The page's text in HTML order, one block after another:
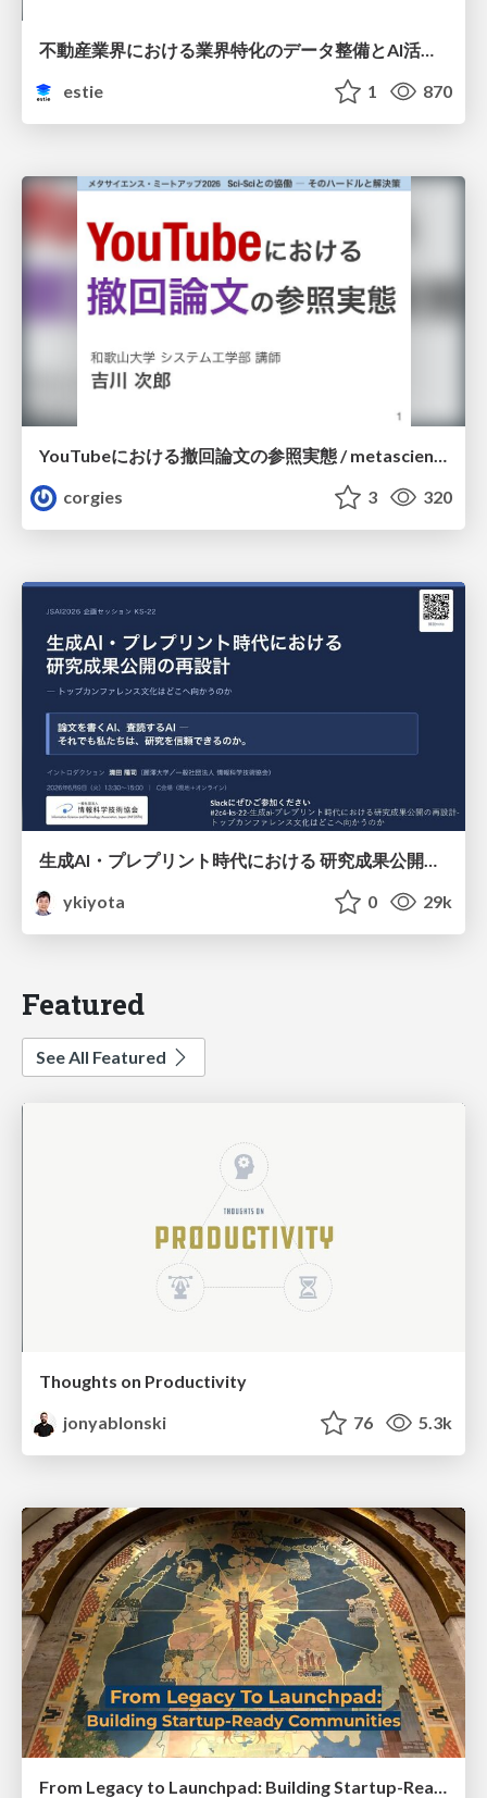
不動産業界における業界特化のデータ整備とAI活用 ─Vertical DataとVertical AI─
estie
1 870
corgies
3 320
生成AI・プレプリント時代における 研究成果公開の再設計 ― トップカンファレンス文化はどこへ向かうのか / Redesigning the Dissemination of Research Outputs in the Age of Generative AI and Preprints — Where Is the Top-Conference Culture Heading?
ykiyota
0 29k
Featured
See All Featured
Thoughts on Productivity
jonyablonski
76 5.3k
From Legacy to Launchpad: Building Startup-Ready Communities